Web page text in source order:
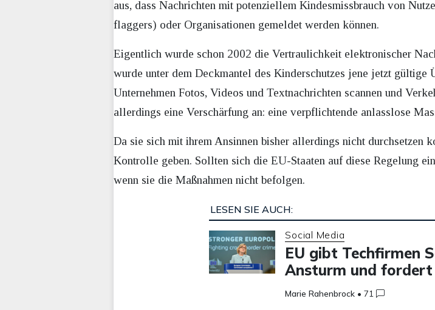
aus, dass Nachrichten mit potenziellem Kindesmissbrauch von
flaggers) oder Organisationen gemeldet werden können.
Eigentlich wurde schon 2002 die Vertraulichkeit elektronischer
wurde unter dem Deckmantel des Kinderschutzes jene jetzt gültige
Unternehmen Fotos, Videos und Textnachrichten scannen und
allerdings eine Verschärfung an: eine verpflichtende anlasslose
Da sie sich mit ihrem Ansinnen bisher allerdings nicht
Kontrolle geben. Sollten sich die EU-Staaten auf diese Regelung
wenn sie die Maßnahmen nicht befolgen.
LESEN SIE AUCH:
Social Media
EU gibt Techfirmen
Ansturm und fordert
Marie Rahenbrock •71